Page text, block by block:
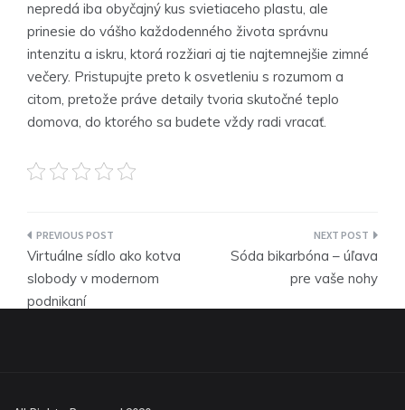
nepredá iba obyčajný kus svietiaceho plastu, ale
prinesie do vášho každodenného života správnu
intenzitu a iskru, ktorá rozžiari aj tie najtemnejšie zimné
večery. Pristupujte preto k osvetleniu s rozumom a
citom, pretože práve detaily tvoria skutočné teplo
domova, do ktorého sa budete vždy radi vracať.
Navigace
pro
příspěvek
Virtuálne sídlo ako kotva
slobody v modernom
podnikaní
Sóda bikarbóna – úľava
pre vaše nohy